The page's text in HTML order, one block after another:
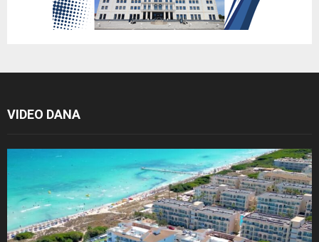
VIDEO DANA